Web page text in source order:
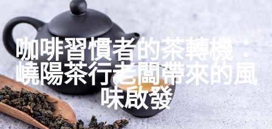
咖啡習慣者的茶轉機：
嶢陽茶行老闆帶來的風
味啟發